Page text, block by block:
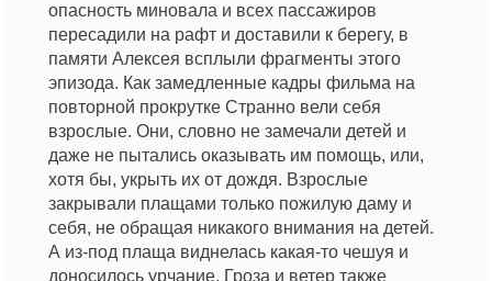
опасность миновала и всех пассажиров
пересадили на рафт и доставили к берегу, в
памяти Алексея всплыли фрагменты этого
эпизода. Как замедленные кадры фильма на
повторной прокрутке Странно вели себя
взрослые. Они, словно не замечали детей и
даже не пытались оказывать им помощь, или,
хотя бы, укрыть их от дождя. Взрослые
закрывали плащами только пожилую даму и
себя, не обращая никакого внимания на детей.
А из-под плаща виднелась какая-то чешуя и
доносилось урчание. Гроза и ветер также